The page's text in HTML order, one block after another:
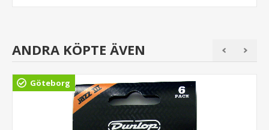
ANDRA KÖPTE ÄVEN
Göteborg